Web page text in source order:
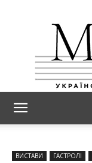
ВИСТАВИ ГАСТРОЛІ